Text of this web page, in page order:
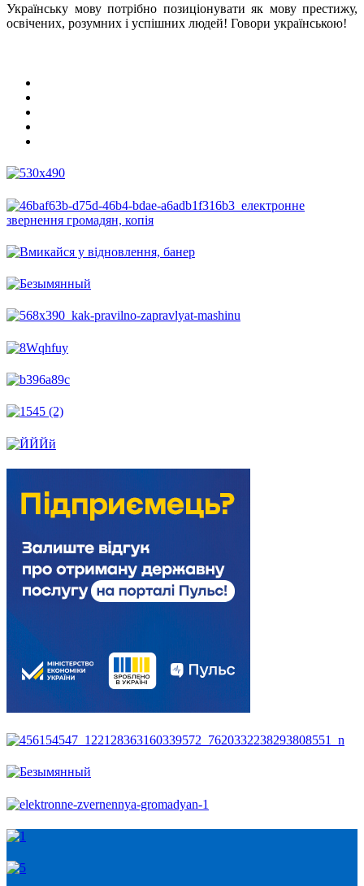
Українську мову потрібно позиціонувати як мову престижу,
освічених, розумних і успішних людей! Говори українською!